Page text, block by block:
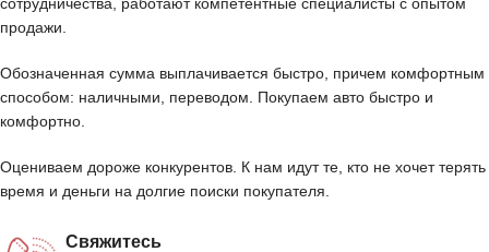
продажи.
Обозначенная сумма выплачивается быстро, причем комфортным
способом: наличными, переводом. Покупаем авто быстро и
комфортно.
Оцениваем дороже конкурентов. К нам идут те, кто не хочет терять
время и деньги на долгие поиски покупателя.
Свяжитесь